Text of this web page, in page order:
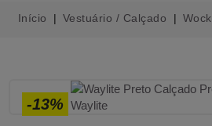
Início Vestuário / Calçado
-13%